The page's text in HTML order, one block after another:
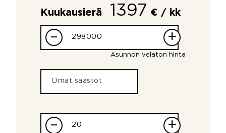
Kuukausierä 1397 € / kk
– +
Asunnon velaton hinta
– +